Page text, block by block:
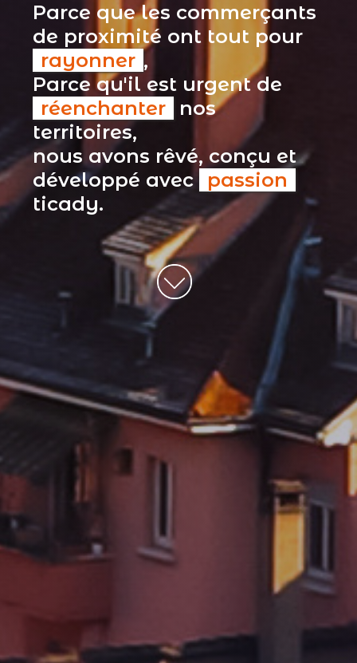
Parce que les commerçants
de proximité ont tout pour
rayonner ,
Parce qu'il est urgent de
réenchanter
nos
territoires,
nous avons rêvé, conçu et
développé avec passion
ticady.